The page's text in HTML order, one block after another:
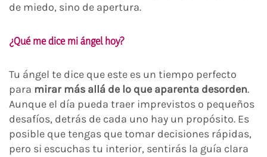
de miedo, sino de apertura.
¿Qué me dice mi ángel hoy?
Tu ángel te dice que este es un tiempo perfecto
para mirar más allá de lo que aparenta desorden.
Aunque el día pueda traer imprevistos o pequeños
desafíos, detrás de cada uno hay un propósito. Es
posible que tengas que tomar decisiones rápidas,
pero si escuchas tu interior, sentirás la guía clara